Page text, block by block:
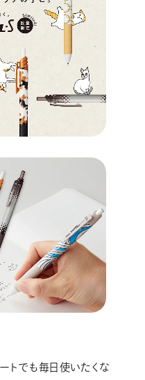
トでも毎日使いたくな